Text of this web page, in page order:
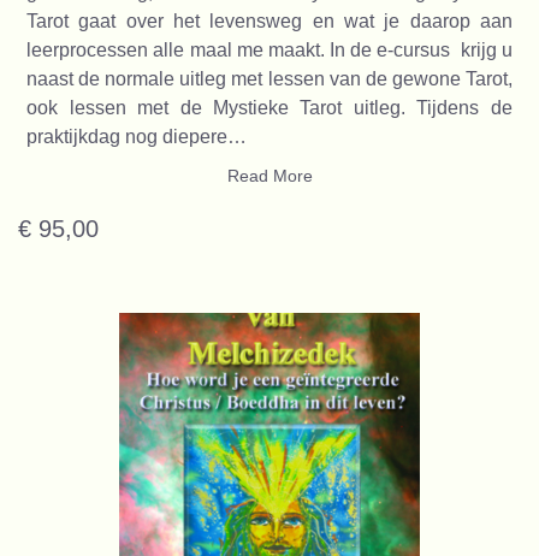
Tarot gaat over het levensweg en wat je daarop aan
leerprocessen alle maal me maakt. In de e-cursus krijg u
naast de normale uitleg met lessen van de gewone Tarot,
ook lessen met de Mystieke Tarot uitleg. Tijdens de
praktijkdag nog diepere…
Read More
€ 95,00